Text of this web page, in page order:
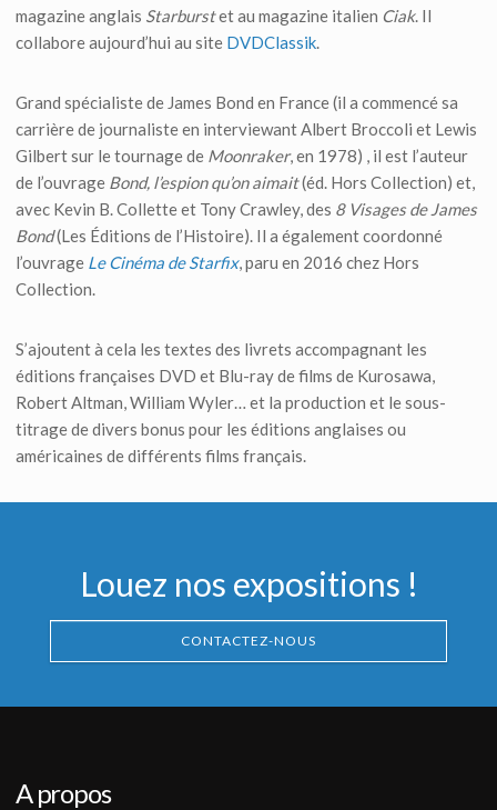
magazine anglais Starburstet au magazine italien Ciak. Il
collabore aujourd’hui au site DVDClassik.
Grand spécialiste de James Bond en France (il a commencé sa
carrière de journaliste en interviewant Albert Broccoli et Lewis
Gilbert sur le tournage de Moonraker, en 1978) , il est l’auteur
de l’ouvrage Bond, l’espion qu’on aimait(éd. Hors Collection) et,
avec Kevin B. Collette et Tony Crawley, des 8 Visages de James
Bond(Les Éditions de l’Histoire). Il a également coordonné
l’ouvrage Le Cinéma de Starfix, paru en 2016 chez Hors
Collection.
S’ajoutent à cela les textes des livrets accompagnant les
éditions françaises DVD et Blu-ray de films de Kurosawa,
Robert Altman, William Wyler… et la production et le sous-
titrage de divers bonus pour les éditions anglaises ou
américaines de différents films français.
Louez nos expositions !
CONTACTEZ-NOUS
A propos